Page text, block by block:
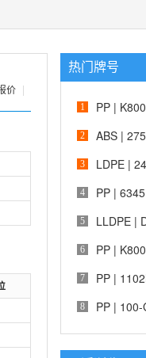
价
热门牌号
1 PP |
2 ABS |
3 LDPE |
4 PP |
5 LLDPE |
6 PP |
7 PP |
8 PP |